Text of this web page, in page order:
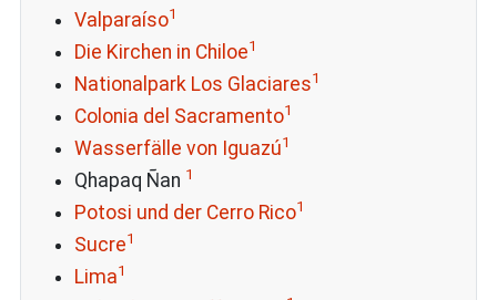
Valparaíso1
Die Kirchen in Chiloe1
Nationalpark Los Glaciares1
Colonia del Sacramento1
Wasserfälle von Iguazú1
Qhapaq Ñan 1
Potosi und der Cerro Rico1
Sucre1
Lima1